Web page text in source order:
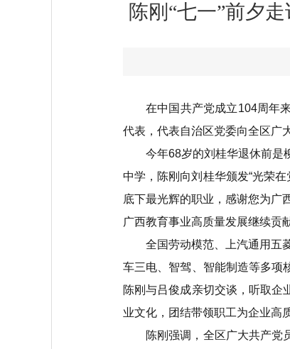
陈刚“七一”前夕
在中国共产党成立104周年
代表，代表自治区党委向全区广
今年68岁的刘桂华退休前是
中学，陈刚向刘桂华颁发“光荣
底下最光辉的职业，感谢您为广
广西教育事业高质量发展继续贡
全国劳动模范、上汽通用五
车三电、智驾、智能制造等多项
陈刚与吕俊成亲切交谈，听取企
业文化，团结带领职工为企业高
陈刚强调，全区广大共产党